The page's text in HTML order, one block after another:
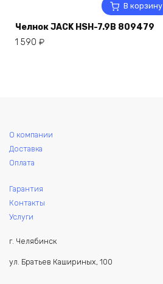
В корзину
Челнок JACK HSH-7.9B 809479
1 590 ₽
О компании
Доставка
Оплата
Гарантия
Контакты
Услуги
г. Челябинск
ул. Братьев Кашириных, 100